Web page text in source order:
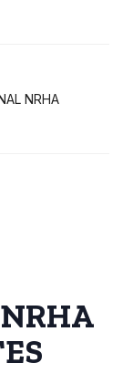
NRHA